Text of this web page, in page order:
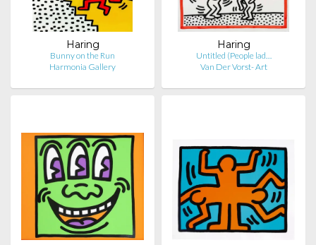
Haring
Bunny on the Run
Harmonia Gallery
Haring
Untitled (People lad…
Van Der Vorst- Art